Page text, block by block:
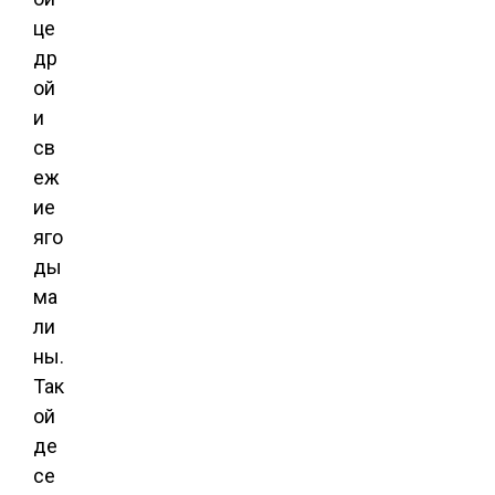
це
др
ой
и
св
еж
ие
яго
ды
ма
ли
ны.
Так
ой
де
се